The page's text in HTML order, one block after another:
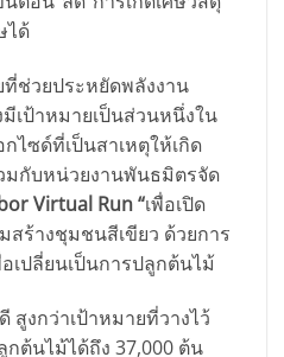
ได้
ช่วยประหยัดพลังงาน
เป้าหมายเป็นส่วนหนึ่งใน
ไซด์ที่เป็นสาเหตุให้เกิด
มกับหน่วยงานพันธมิตรจัด
Virtual Run “เพื่อเปิด
ร้างชุมชนสีเขียว ด้วยการ
เปลี่ยนเป็นการปลูกต้นไม้
สูงกว่าเป้าหมายที่วางไว้
กต้นไม้ได้ถึง 37,000 ต้น